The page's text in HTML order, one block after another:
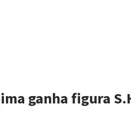
ganha figura